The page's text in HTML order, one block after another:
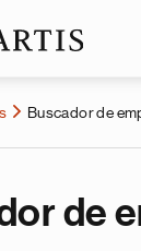
Buscador de
de